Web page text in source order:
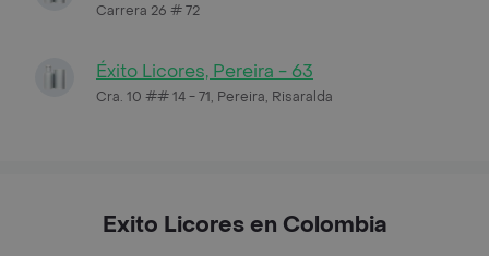
Carrera 26 # 72
Éxito Licores, Pereira - 63
Cra. 10 ## 14 - 71, Pereira, Risaralda
Exito Licores en Colombia